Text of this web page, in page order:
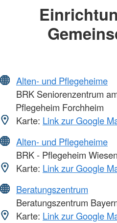
Alten- und Pflegeheime
BRK Seniorenzentrum
Pflegeheim Forchheim
Karte: Link zur Google
Alten- und Pflegeheime
BRK - Pflegeheim
Karte: Link zur Google
Beratungszentrum
Beratungszentrum
Karte: Link zur Google